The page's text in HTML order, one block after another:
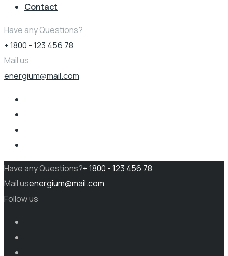
Contact
Have any Questions?
+ 1800 - 123 456 78
Mail us
energium@mail.com
Have any Questions?+ 1800 - 123 456 78
Mail usenergium@mail.com
Follow us